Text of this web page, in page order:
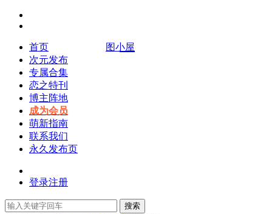
图小屋
首页
次元发布
专属合集
恋之特刊
博主阵地
成为会员
萌新指南
联系我们
永久发布页
登录注册
搜索